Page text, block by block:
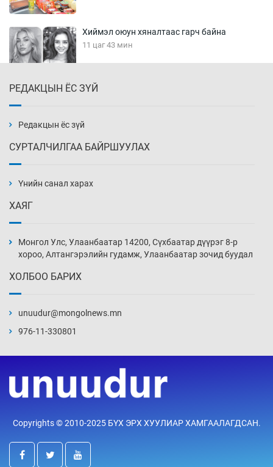
Хиймэл оюун хяналтаас гарч байна
11 цаг 43 мин
12 цаг 13 мин
нэмэгджээ
12 цаг 43 мин
13 цаг 13 мин
13 цаг 43 мин
үйлчилж буй гэв
14 цаг 13 мин
РЕДАКЦЫН ЁС ЗҮЙ
Редакцын ёс зүй
СУРТАЛЧИЛГАА БАЙРШУУЛАХ
Үнийн санал харах
ХАЯГ
Монгол Улс, Улаанбаатар 14200, Сүхбаатар дүүрэг 8-р
хороо, Алтангэрэлийн гудамж, Улаанбаатар зочид буудал
ХОЛБОО БАРИХ
unuudur@mongolnews.mn
976-11-330801
Copyrights © 2010-2025 БҮХ ЭРХ ХУУЛИАР ХАМГААЛАГДСАН.